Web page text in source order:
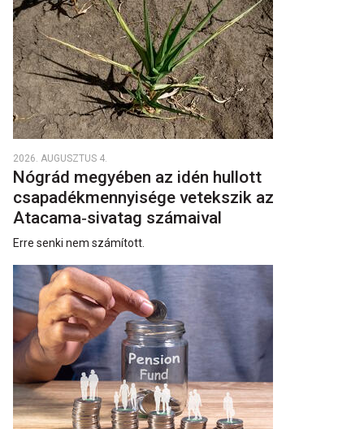
2026. AUGUSZTUS 4.
Nógrád megyében az idén hullott
csapadékmennyisége vetekszik az
Atacama‑sivatag számaival
Erre senki nem számított.